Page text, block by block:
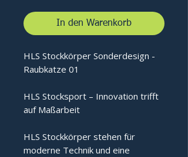
In den Warenkorb
HLS Stockkörper Sonderdesign -
Raubkatze 01
HLS Stocksport – Innovation trifft
auf Maßarbeit
HLS Stockkörper stehen für
moderne Technik und eine